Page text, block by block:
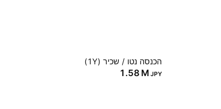
הכנסה נטו / שכיר (1Y)
‪1.58 M‬ JPY